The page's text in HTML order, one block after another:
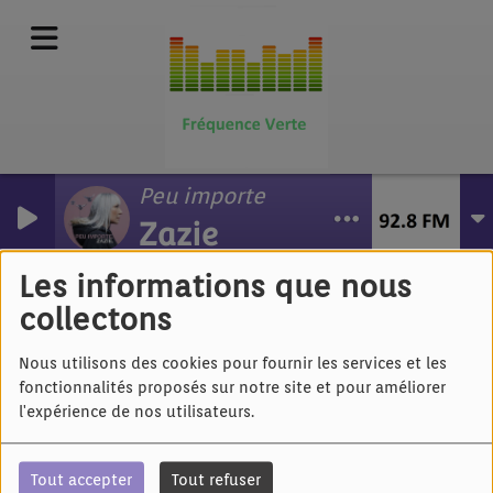
Les informations que nous
collectons
Nous utilisons des cookies pour fournir les services et les
fonctionnalités proposés sur notre site et pour améliorer
l'expérience de nos utilisateurs.
Tout accepter Tout refuser
Peu importe
Zazie
Luc Alenvers - Comme
Tabarly